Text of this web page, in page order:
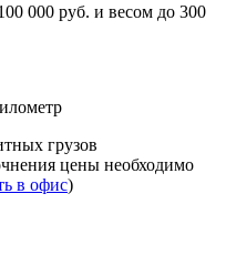
000 руб. и весом до 300
грузов
цены необходимо
в офис)